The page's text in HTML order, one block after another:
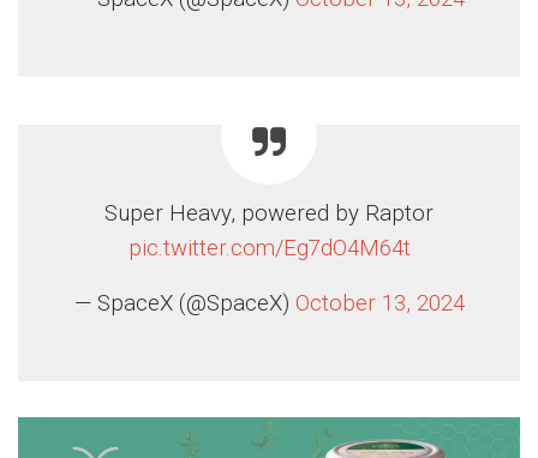
Super Heavy, powered by Raptor
pic.twitter.com/Eg7dO4M64t
— SpaceX (@SpaceX) October 13, 2024